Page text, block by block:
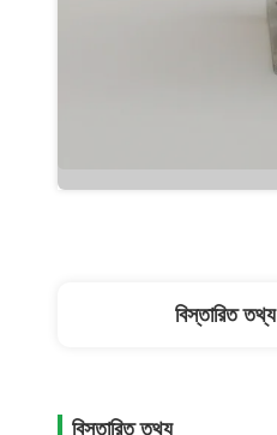
বিস্তারিত তথ্য
বিস্তারিত তথ্য